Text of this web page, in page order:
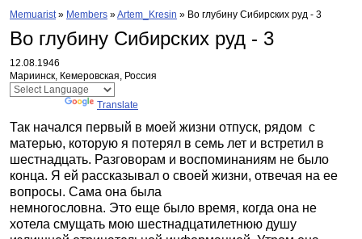
Memuarist» Members »Artem_Kresin » Во глубину Сибирских руд - 3
Во глубину Сибирских руд - 3
12.08.1946
Мариинск, Кемеровская, Россия
Translate
Так начался первый в моей жизни отпуск, рядом с
матерью, которую я потерял в семь лет и встретил в
шестнадцать. Разговорам и воспоминаниям не было
конца. Я ей рассказывал о своей жизни, отвечая на ее
вопросы. Сама она была
немногословна. Это еще было время, когда она не
хотела смущать мою шестнадцатилетнюю душу